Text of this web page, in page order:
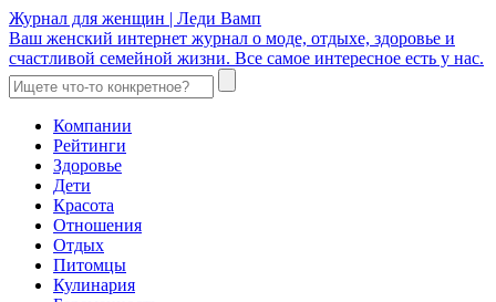
Журнал для женщин | Леди Вамп
Ваш женский интернет журнал о моде, отдыхе, здоровье и
счастливой семейной жизни. Все самое интересное есть у нас.
Компании
Рейтинги
Здоровье
Дети
Красота
Отношения
Отдых
Питомцы
Кулинария